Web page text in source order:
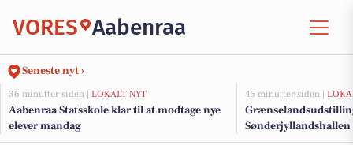
VORES Aabenraa
Seneste nyt ›
36 minutter siden | LOKALT NYT
Aabenraa Statsskole klar til at modtage nye
elever mandag
46 minutter siden |
Sønderjyllandshallen